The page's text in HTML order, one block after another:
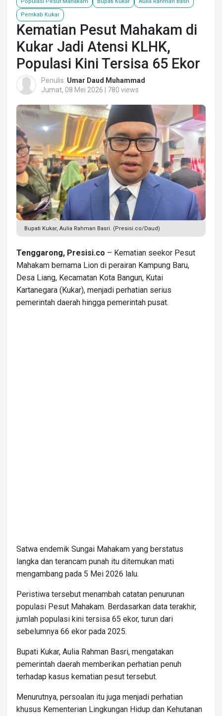
Pemkab Kukar
Kematian Pesut Mahakam di
Kukar Jadi Atensi KLHK,
Populasi Kini Tersisa 65 Ekor
Penulis: Umar Daud Muhammad
Jumat, 08 Mei 2026 | 780 views
Bupati Kukar, Aulia Rahman Basri. (Presisi.co/Daud)
Tenggarong, Presisi.co – Kematian seekor Pesut
Mahakam bernama Lion di perairan Kampung Baru,
Desa Liang, Kecamatan Kota Bangun, Kutai
Kartanegara (Kukar), menjadi perhatian serius
pemerintah daerah hingga pemerintah pusat.
Satwa endemik Sungai Mahakam yang berstatus
langka dan terancam punah itu ditemukan mati
mengambang pada 5 Mei 2026 lalu.
Peristiwa tersebut menambah catatan penurunan
populasi Pesut Mahakam. Berdasarkan data terakhir,
jumlah populasi kini tersisa 65 ekor, turun dari
sebelumnya 66 ekor pada 2025.
Bupati Kukar, Aulia Rahman Basri, mengatakan
pemerintah daerah memberikan perhatian penuh
terhadap kasus kematian pesut tersebut.
Menurutnya, persoalan itu juga menjadi perhatian
khusus Kementerian Lingkungan Hidup dan Kehutanan